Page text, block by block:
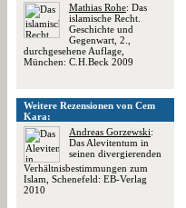
Mathias Rohe: Das
islamische Recht.
Geschichte und
Gegenwart, 2.,
durchgesehene Auflage,
München: C.H.Beck 2009
Weitere Rezensionen von Cem
Kara:
Andreas Gorzewski:
Das Alevitentum in
seinen divergierenden
Verhältnisbestimmungen zum
Islam, Schenefeld: EB-Verlag
2010